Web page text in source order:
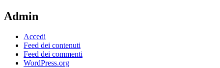
Admin
Accedi
Feed dei contenuti
Feed dei commenti
WordPress.org